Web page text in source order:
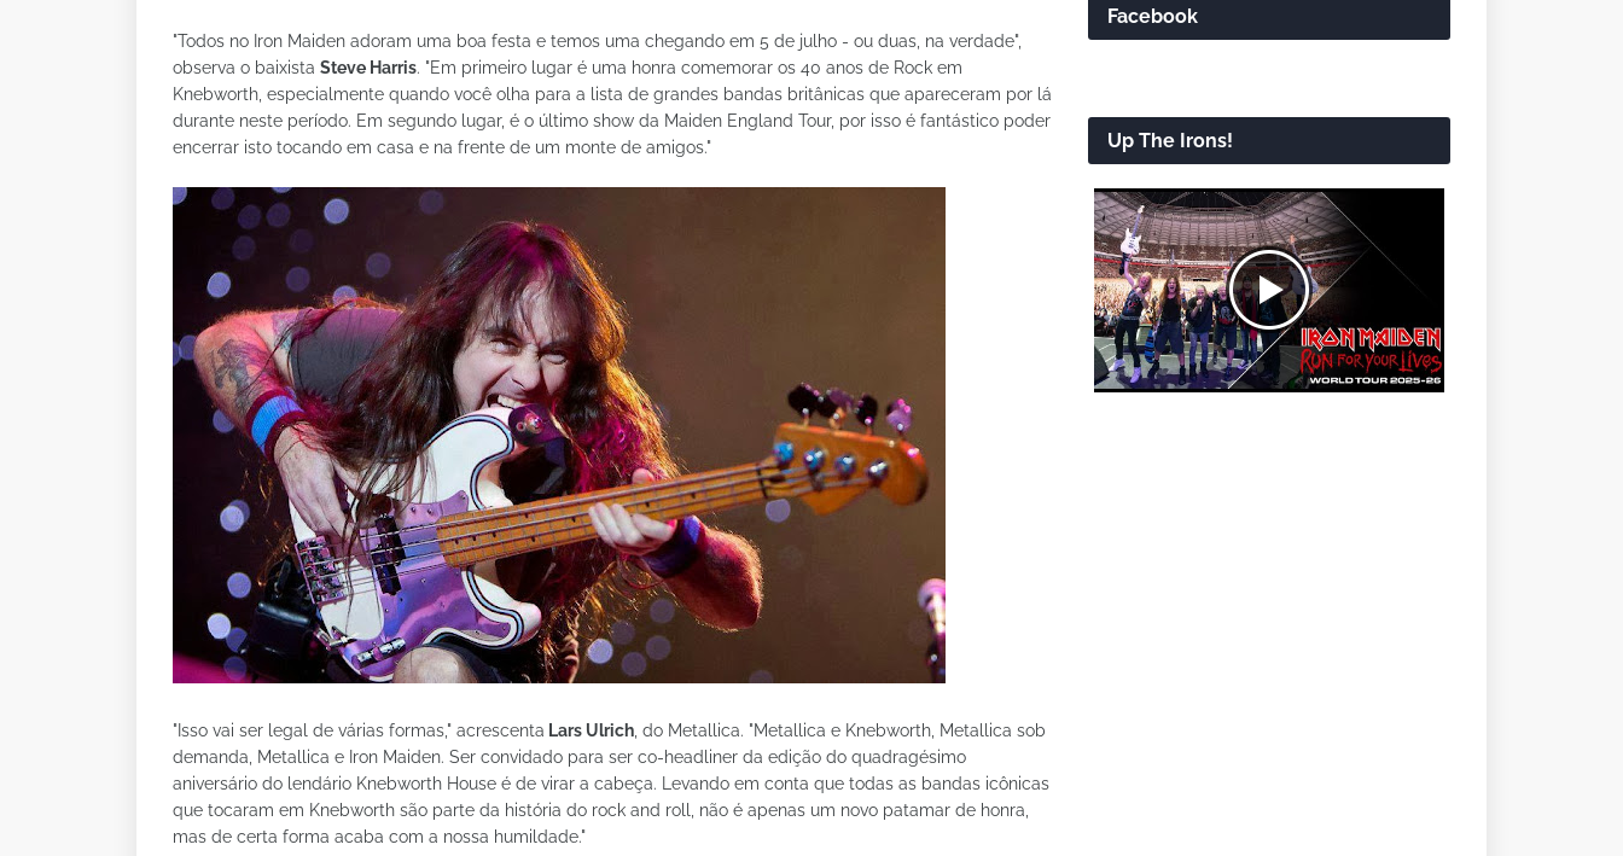
"Todos no Iron Maiden adoram uma boa festa e temos uma chegando em 5 de julho - ou duas, na verdade",
observa o baixista Steve Harris. "Em primeiro lugar é uma honra comemorar os 40 anos de Rock em
Knebworth, especialmente quando você olha para a lista de grandes bandas britânicas que apareceram por lá
durante neste período. Em segundo lugar, é o último show da Maiden England Tour, por isso é fantástico poder
encerrar isto tocando em casa e na frente de um monte de amigos."
"Isso vai ser legal de várias formas," acrescenta Lars Ulrich , do Metallica. "Metallica e Knebworth, Metallica sob
demanda, Metallica e Iron Maiden. Ser convidado para ser co-headliner da edição do quadragésimo
aniversário do lendário Knebworth House é de virar a cabeça. Levando em conta que todas as bandas icônicas
que tocaram em Knebworth são parte da história do rock and roll, não é apenas um novo patamar de honra,
mas de certa forma acaba com a nossa humildade."
Facebook
Up The Irons!